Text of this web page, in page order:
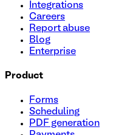
Integrations
Careers
Report abuse
Blog
Enterprise
Product
Forms
Scheduling
PDF generation